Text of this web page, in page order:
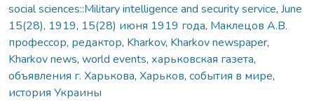
social sciences::Military intelligence and security service, June
15(28), 1919, 15(28) июня 1919 года, Маклецов А.В.
профессор, редактор, Kharkov, Kharkov newspaper,
Kharkov news, world events, харьковская газета,
объявления г. Харькова, Харьков, события в мире,
история Украины